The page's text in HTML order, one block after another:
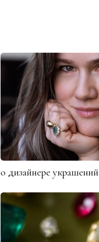
о дизайнере украшений